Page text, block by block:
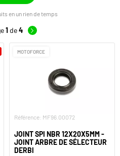
en un rien de temps
1 de 4
MOTOFORCE
Référence: MF96.00072
JOINT SPI NBR 12X20X5MM -
JOINT ARBRE DE SÉLECTEUR
DERBI